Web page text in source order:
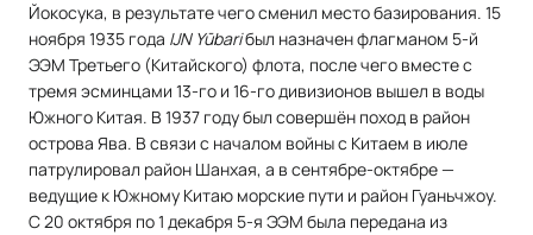
Йокосука, в результате чего сменил место базирования. 15
ноября 1935 года IJN Yūbariбыл назначен флагманом 5-й
ЭЭМ Третьего (Китайского) флота, после чего вместе с
тремя эсминцами 13-го и 16-го дивизионов вышел в воды
Южного Китая. В 1937 году был совершён поход в район
острова Ява. В связи с началом войны с Китаем в июле
патрулировал район Шанхая, а в сентябре-октябре —
ведущие к Южному Китаю морские пути и район Гуаньчжоу.
С 20 октября по 1 декабря 5-я ЭЭМ была передана из